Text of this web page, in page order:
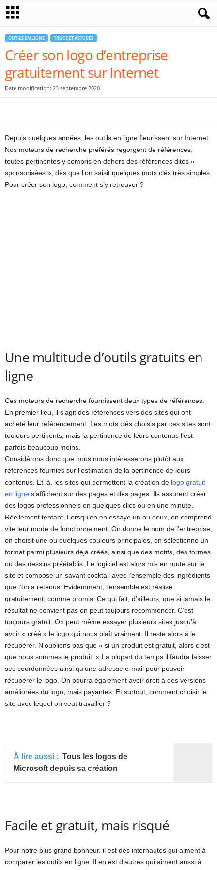
OUTILS EN LIGNE TRUCS ET ASTUCES
Créer son logo d’entreprise
gratuitement sur Internet
Date modification: 23 septembre 2020
Depuis quelques années, les outils en ligne fleurissent sur Internet.
Nos moteurs de recherche préférés regorgent de références,
toutes pertinentes y compris en dehors des références dites «
sponsorisées », dès que l’on saisit quelques mots clés très simples.
Pour créer son logo, comment s’y retrouver ?
Une multitude d’outils gratuits en
ligne
Ces moteurs de recherche fournissent deux types de références.
En premier lieu, il s’agit des références vers des sites qui ont
acheté leur référencement. Les mots clés choisis par ces sites sont
toujours pertinents, mais la pertinence de leurs contenus l’est
parfois beaucoup moins.
Considérons donc que nous nous intéresserons plutôt aux
références fournies sur l’estimation de la pertinence de leurs
contenus. Et là, les sites qui permettent la création de logo gratuit
en ligne s’affichent sur des pages et des pages. Ils assurent créer
des logos professionnels en quelques clics ou en une minute.
Réellement tentant. Lorsqu’on en essaye un ou deux, on comprend
vite leur mode de fonctionnement. On donne le nom de l’entreprise,
on choisit une ou quelques couleurs principales, on sélectionne un
format parmi plusieurs déjà créés, ainsi que des motifs, des formes
ou des dessins préétablis. Le logiciel est alors mis en route sur le
site et compose un savant cocktail avec l’ensemble des ingrédients
que l’on a retenus. Evidemment, l’ensemble est réalisé
gratuitement, comme promis. Ce qui fait, d’ailleurs, que si jamais le
résultat ne convient pas on peut toujours recommencer. C’est
toujours gratuit. On peut même essayer plusieurs sites jusqu’à
avoir « créé » le logo qui nous plaît vraiment. Il reste alors à le
récupérer. N’oublions pas que « si un produit est gratuit, alors c’est
que nous sommes le produit. » La plupart du temps il faudra laisser
ses coordonnées ainsi qu’une adresse e-mail pour pouvoir
récupérer le logo. On pourra également avoir droit à des versions
améliorées du logo, mais payantes. Et surtout, comment choisir le
site avec lequel on veut travailler ?
À lire aussi : Tous les logos de
Microsoft depuis sa création
Facile et gratuit, mais risqué
Pour notre plus grand bonheur, il est des internautes qui aiment à
comparer les outils en ligne. Il en est d’autres qui aiment aussi à